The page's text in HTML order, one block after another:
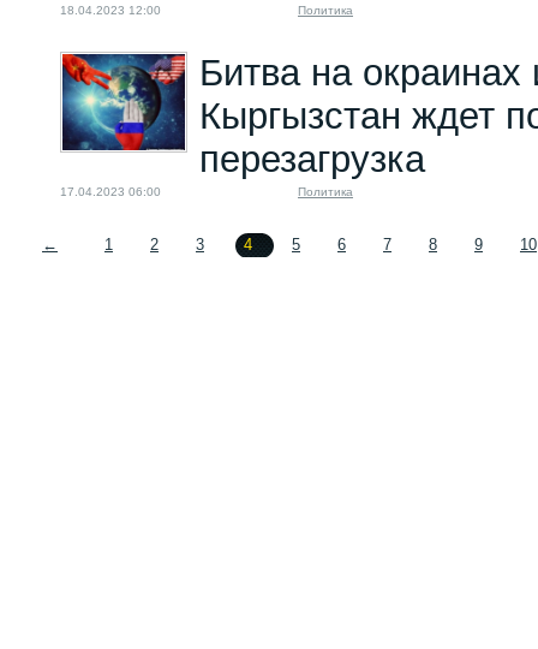
18.04.2023 12:00 Политика
Битва на
Кыргызстан ждет
перезагрузка
17.04.2023 06:00 Политика
← 1 2 3 4 5 6 7 8 9 10